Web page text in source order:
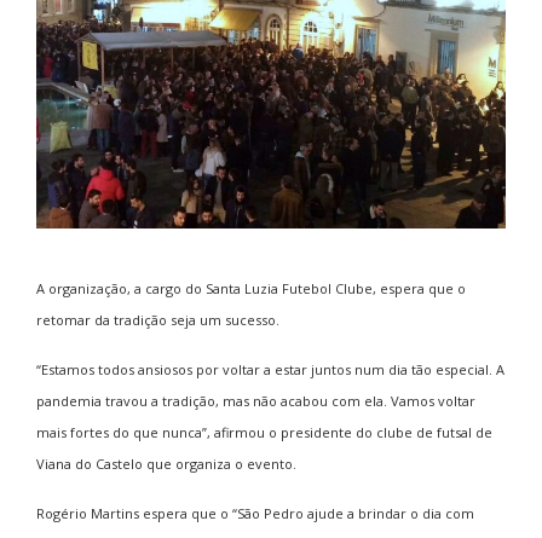
A organização, a cargo do Santa Luzia Futebol Clube, espera que o
retomar da tradição seja um sucesso.
“Estamos todos ansiosos por voltar a estar juntos num dia tão especial. A
pandemia travou a tradição, mas não acabou com ela. Vamos voltar
mais fortes do que nunca”, afirmou o presidente do clube de futsal de
Viana do Castelo que organiza o evento.
Rogério Martins espera que o “São Pedro ajude a brindar o dia com